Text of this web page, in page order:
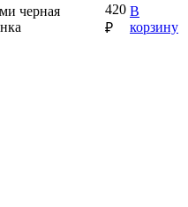
черная
420
₽
В
корзину